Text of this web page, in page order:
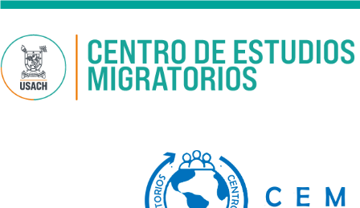
Pasar al contenido principal